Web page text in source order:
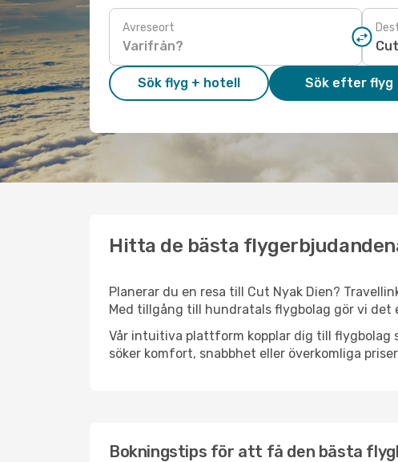
Avreseort
Sök flyg + hotell Sök efter flyg
Hitta de bästa
Planerar du en resa till Cut Nyak Dien?
Med tillgång till hundratals flygbolag gör vi
Vår intuitiva plattform kopplar dig till flygbolag
söker komfort, snabbhet eller överkomliga
Bokningstips för att få den bästa